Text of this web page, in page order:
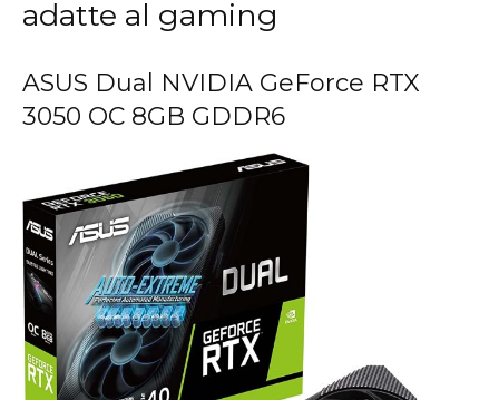
adatte al gaming
ASUS Dual NVIDIA GeForce RTX
3050 OC 8GB GDDR6